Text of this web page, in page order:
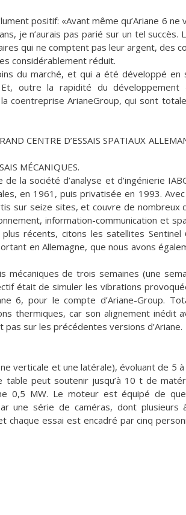
positif: «Avant même qu’Ariane 6 ne
je n’aurais pas parié sur un tel succès.
qui ne comptent pas leur argent, des
considérablement réduit.
du marché, et qui a été développé en
outre la rapidité du développement
coentreprise ArianeGroup, qui sont
CENTRE D’ESSAIS SPATIAUX
MÉCANIQUES.
la société d’analyse et d’ingénierie
en 1961, puis privatisée en 1993. Avec
sur seize sites, et couvre de nombreux
information-communication et
récents, citons les satellites Sentinel
en Allemagne, que nous avons
mécaniques de trois semaines (une
était de simuler les vibrations
6, pour le compte d’Ariane-Group.
thermiques, car son alignement inédit
pas sur les précédentes versions d’Ariane.
verticale et une latérale), évoluant de 5
table peut soutenir jusqu’à 10 t de
0,5 MW. Le moteur est équipé de
une série de caméras, dont plusieurs
essai est encadré par cinq